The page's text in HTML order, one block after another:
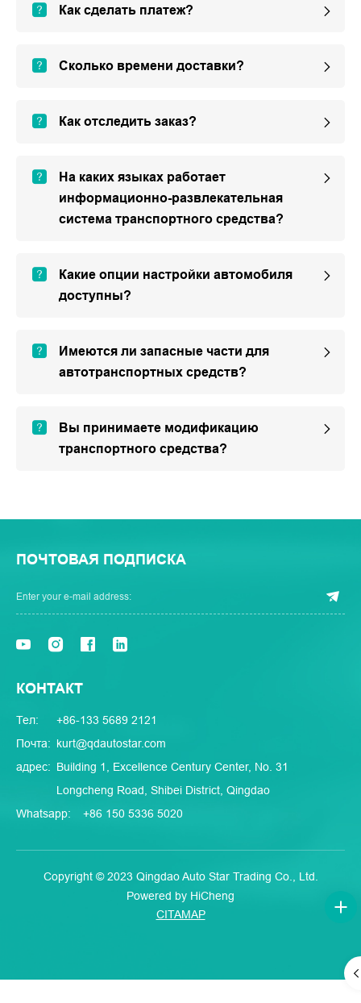
Как сделать платеж?
Сколько времени доставки?
Как отследить заказ?
На каких языках работает
информационно-развлекательная
система транспортного средства?
Какие опции настройки автомобиля
доступны?
Имеются ли запасные части для
автотранспортных средств?
Вы принимаете модификацию
транспортного средства?
ПОЧТОВАЯ ПОДПИСКА
КОНТАКТ
Тел:
+86-133 5689 2121
Почта: kurt@qdautostar.com
адрес: Building 1, Excellence Century Center, No. 31
Longcheng Road, Shibei District, Qingdao
Whatsapp:
+86 150 5336 5020
Copyright © 2023 Qingdao Auto Star Trading Co., Ltd.
Powered by HiCheng
CITAMAP